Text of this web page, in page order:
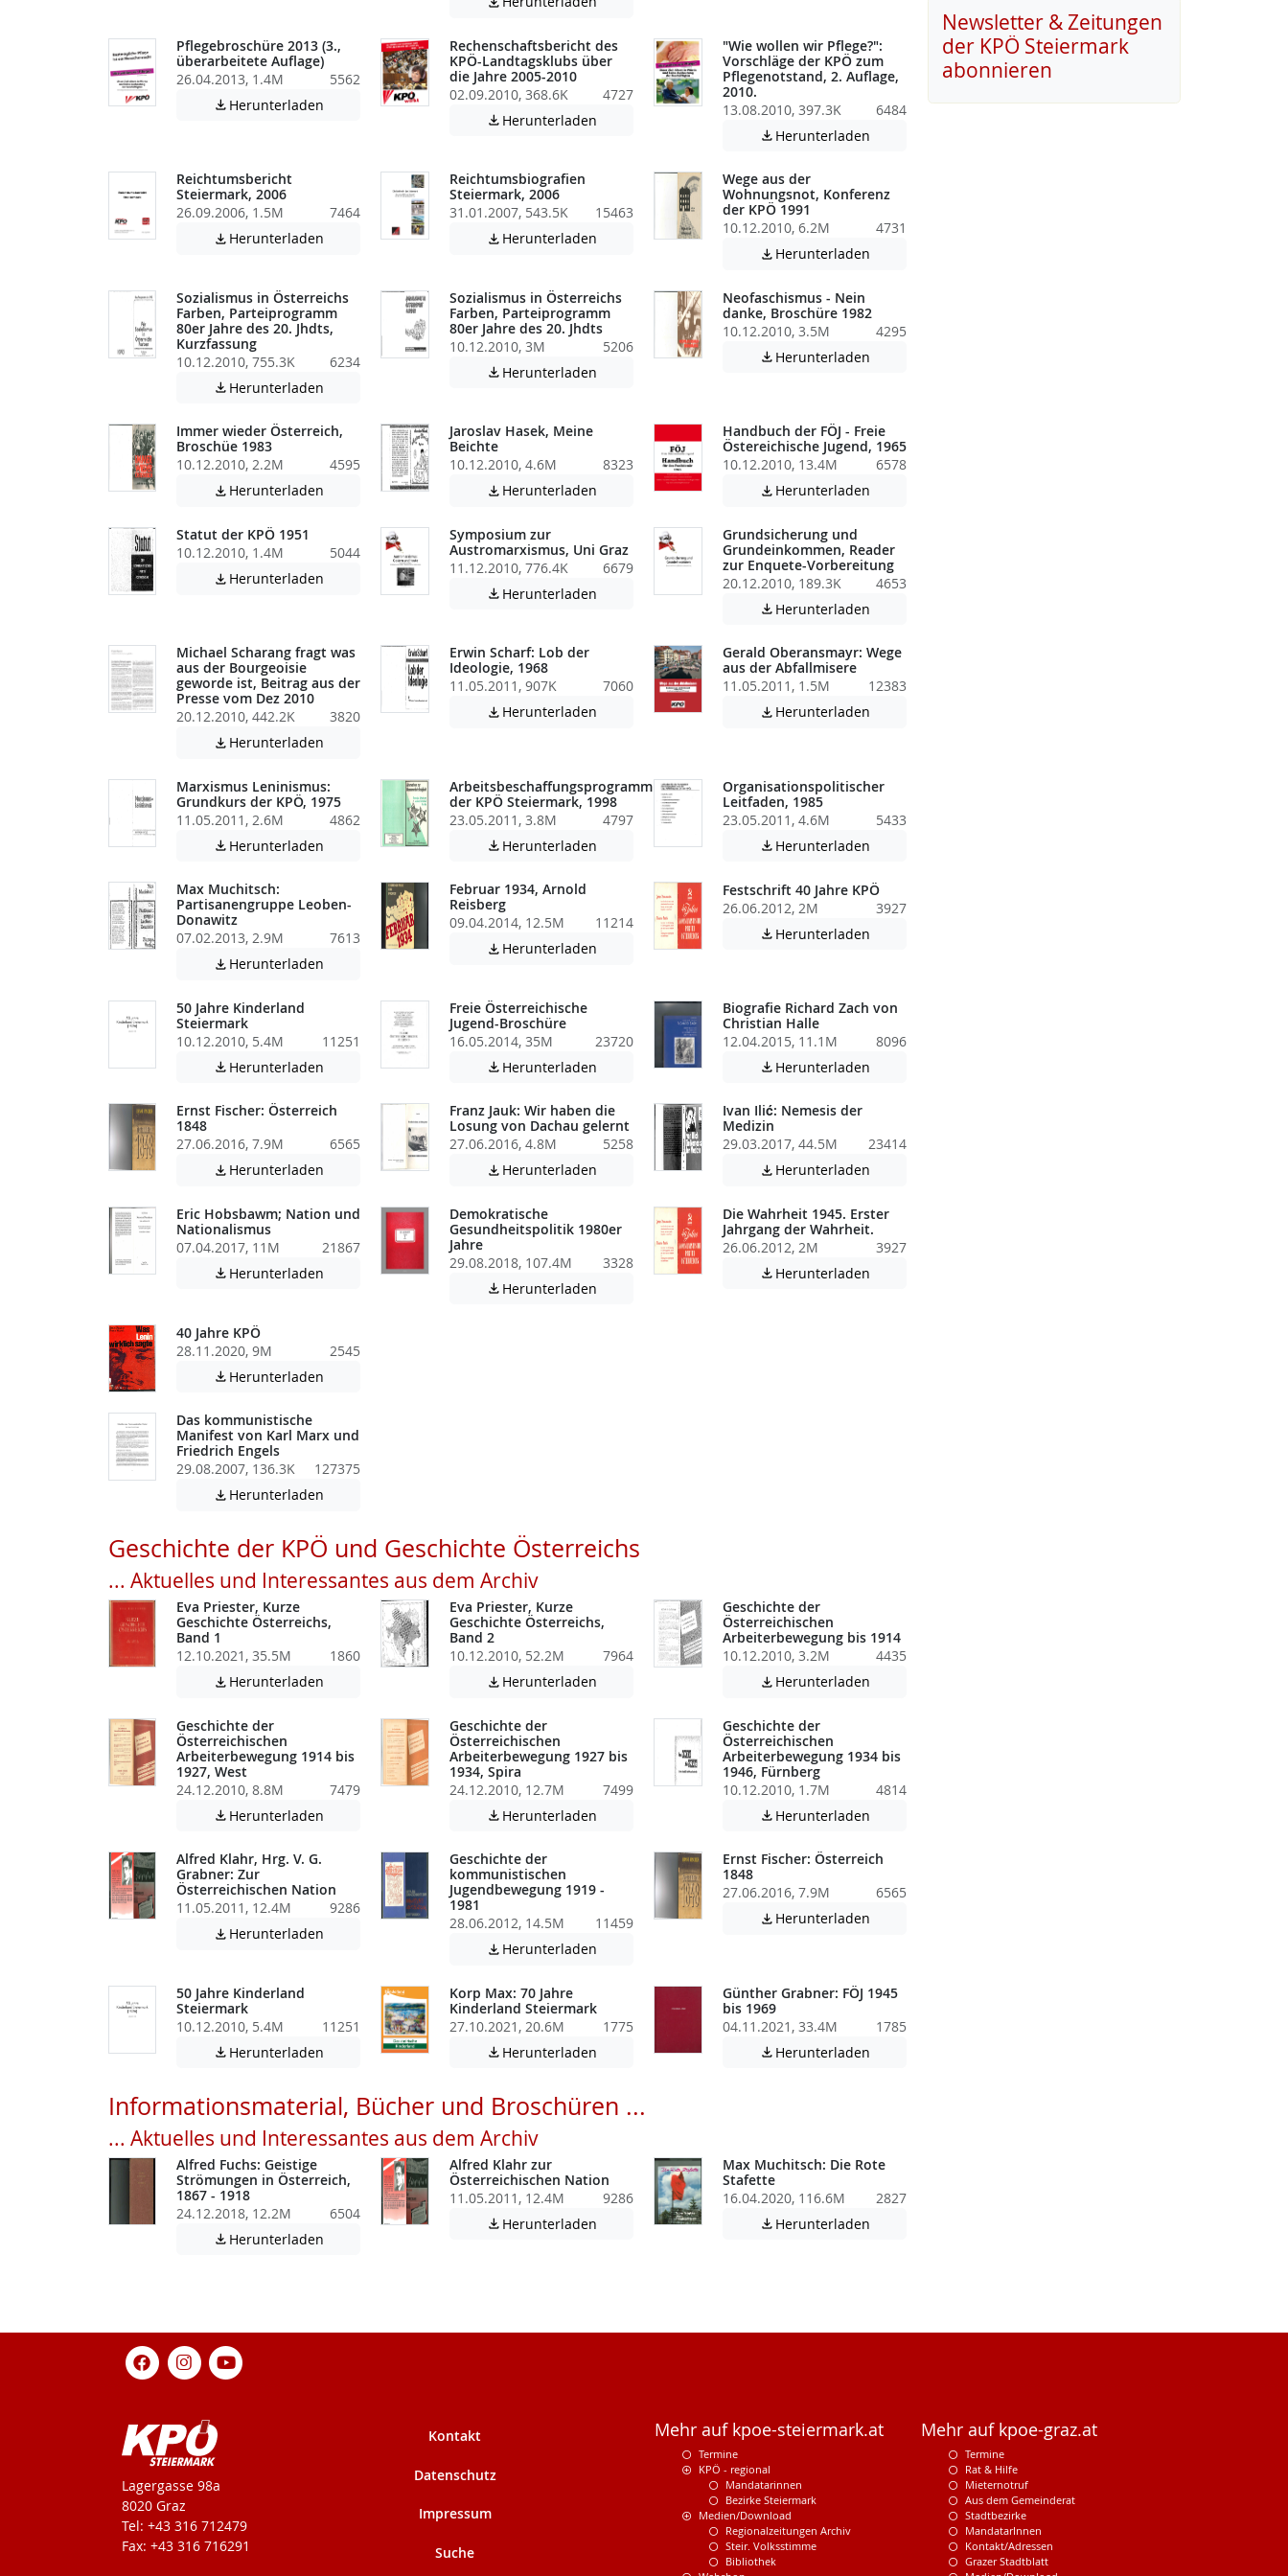
Pflegebroschüre 2013 (3.,
überarbeitete Auflage)
26.04.2013, 1.4M
5562
 Herunterladen Achtung: Diese Datei enthält unter Umständen nicht barrierefreie Inhalte!
Rechenschaftsbericht des
KPÖ-Landtagsklubs über
die Jahre 2005-2010
02.09.2010, 368.6K
4727
 Herunterladen Achtung: Diese Datei enthält unter Umständen nicht barrierefreie Inhalte!
"Wie wollen wir Pflege?":
Vorschläge der KPÖ zum
Pflegenotstand, 2. Auflage,
2010.
13.08.2010, 397.3K
6484
 Herunterladen
Reichtumsbericht
Steiermark, 2006
26.09.2006, 1.5M
7464
 Herunterladen Achtung: Diese Datei enthält unter Umständen nicht barrierefreie Inhalte!
Reichtumsbiografien
Steiermark, 2006
31.01.2007, 543.5K
15463
 Herunterladen Achtung: Diese Datei enthält unter Umständen nicht barrierefreie Inhalte!
Wege aus der
Wohnungsnot, Konferenz
der KPÖ 1991
10.12.2010, 6.2M
4731
 Herunterladen
Sozialismus in Österreichs
Farben, Parteiprogramm
80er Jahre des 20. Jhdts,
Kurzfassung
10.12.2010, 755.3K
6234
 Herunterladen
Sozialismus in Österreichs
Farben, Parteiprogramm
80er Jahre des 20. Jhdts
10.12.2010, 3M
5206
 Herunterladen
Neofaschismus - Nein
danke, Broschüre 1982
10.12.2010, 3.5M
4295
 Herunterladen
Immer wieder Österreich,
Broschüe 1983
10.12.2010, 2.2M
4595
 Herunterladen Achtung: Diese Datei enthält unter Umständen nicht barrierefreie Inhalte!
Jaroslav Hasek, Meine
Beichte
10.12.2010, 4.6M
8323
 Herunterladen Achtung: Diese Datei enthält unter Umständen nicht barrierefreie Inhalte!
Handbuch der FÖJ - Freie
Östereichische Jugend, 1965
10.12.2010, 13.4M
6578
 Herunterladen
Statut der KPÖ 1951
10.12.2010, 1.4M
5044
 Herunterladen Achtung: Diese Datei enthält unter Umständen nicht barrierefreie Inhalte!
Symposium zur
Austromarxismus, Uni Graz
11.12.2010, 776.4K
6679
 Herunterladen Achtung: Diese Datei enthält unter Umständen nicht barrierefreie Inhalte!
Grundsicherung und
Grundeinkommen, Reader
zur Enquete-Vorbereitung
20.12.2010, 189.3K
4653
 Herunterladen
Michael Scharang fragt was
aus der Bourgeoisie
geworde ist, Beitrag aus der
Presse vom Dez 2010
20.12.2010, 442.2K
3820
 Herunterladen
Erwin Scharf: Lob der
Ideologie, 1968
11.05.2011, 907K
7060
 Herunterladen Achtung: Diese Datei enthält unter Umständen nicht barrierefreie Inhalte!
Gerald Oberansmayr: Wege
aus der Abfallmisere
11.05.2011, 1.5M
12383
 Herunterladen
Marxismus Leninismus:
Grundkurs der KPÖ, 1975
11.05.2011, 2.6M
4862
 Herunterladen Achtung: Diese Datei enthält unter Umständen nicht barrierefreie Inhalte!
Arbeitsbeschaffungsprogramm
der KPÖ Steiermark, 1998
23.05.2011, 3.8M
4797
 Herunterladen Achtung: Diese Datei enthält unter Umständen nicht barrierefreie Inhalte!
Organisationspolitischer
Leitfaden, 1985
23.05.2011, 4.6M
5433
 Herunterladen
Max Muchitsch:
Partisanengruppe Leoben-
Donawitz
07.02.2013, 2.9M
7613
 Herunterladen
Februar 1934, Arnold
Reisberg
09.04.2014, 12.5M
11214
 Herunterladen Achtung: Diese Datei enthält unter Umständen nicht barrierefreie Inhalte!
Festschrift 40 Jahre KPÖ
26.06.2012, 2M
3927
 Herunterladen
50 Jahre Kinderland
Steiermark
10.12.2010, 5.4M
11251
 Herunterladen Achtung: Diese Datei enthält unter Umständen nicht barrierefreie Inhalte!
Freie Österreichische
Jugend-Broschüre
16.05.2014, 35M
23720
 Herunterladen Achtung: Diese Datei enthält unter Umständen nicht barrierefreie Inhalte!
Biografie Richard Zach von
Christian Halle
12.04.2015, 11.1M
8096
 Herunterladen
Ernst Fischer: Österreich
1848
27.06.2016, 7.9M
6565
 Herunterladen Achtung: Diese Datei enthält unter Umständen nicht barrierefreie Inhalte!
Franz Jauk: Wir haben die
Losung von Dachau gelernt
27.06.2016, 4.8M
5258
 Herunterladen Achtung: Diese Datei enthält unter Umständen nicht barrierefreie Inhalte!
Ivan Ilić: Nemesis der
Medizin
29.03.2017, 44.5M
23414
 Herunterladen
Eric Hobsbawm; Nation und
Nationalismus
07.04.2017, 11M
21867
 Herunterladen Achtung: Diese Datei enthält unter Umständen nicht barrierefreie Inhalte!
Demokratische
Gesundheitspolitik 1980er
Jahre
29.08.2018, 107.4M
3328
 Herunterladen
Die Wahrheit 1945. Erster
Jahrgang der Wahrheit.
26.06.2012, 2M
3927
 Herunterladen
40 Jahre KPÖ
28.11.2020, 9M
2545
 Herunterladen
Das kommunistische
Manifest von Karl Marx und
Friedrich Engels
29.08.2007, 136.3K
127375
 Herunterladen
Geschichte der KPÖ und Geschichte Österreichs
... Aktuelles und Interessantes aus dem Archiv
Eva Priester, Kurze
Geschichte Österreichs,
Band 1
12.10.2021, 35.5M
1860
 Herunterladen Achtung: Diese Datei enthält unter Umständen nicht barrierefreie Inhalte!
Eva Priester, Kurze
Geschichte Österreichs,
Band 2
10.12.2010, 52.2M
7964
 Herunterladen Achtung: Diese Datei enthält unter Umständen nicht barrierefreie Inhalte!
Geschichte der
Österreichischen
Arbeiterbewegung bis 1914
10.12.2010, 3.2M
4435
 Herunterladen
Geschichte der
Österreichischen
Arbeiterbewegung 1914 bis
1927, West
24.12.2010, 8.8M
7479
 Herunterladen Achtung: Diese Datei enthält unter Umständen nicht barrierefreie Inhalte!
Geschichte der
Österreichischen
Arbeiterbewegung 1927 bis
1934, Spira
24.12.2010, 12.7M
7499
 Herunterladen Achtung: Diese Datei enthält unter Umständen nicht barrierefreie Inhalte!
Geschichte der
Österreichischen
Arbeiterbewegung 1934 bis
1946, Fürnberg
10.12.2010, 1.7M
4814
 Herunterladen
Alfred Klahr, Hrg. V. G.
Grabner: Zur
Österreichischen Nation
11.05.2011, 12.4M
9286
 Herunterladen Achtung: Diese Datei enthält unter Umständen nicht barrierefreie Inhalte!
Geschichte der
kommunistischen
Jugendbewegung 1919 -
1981
28.06.2012, 14.5M
11459
 Herunterladen
Ernst Fischer: Österreich
1848
27.06.2016, 7.9M
6565
 Herunterladen
50 Jahre Kinderland
Steiermark
10.12.2010, 5.4M
11251
 Herunterladen Achtung: Diese Datei enthält unter Umständen nicht barrierefreie Inhalte!
Korp Max: 70 Jahre
Kinderland Steiermark
27.10.2021, 20.6M
1775
 Herunterladen Achtung: Diese Datei enthält unter Umständen nicht barrierefreie Inhalte!
Günther Grabner: FÖJ 1945
bis 1969
04.11.2021, 33.4M
1785
 Herunterladen
Informationsmaterial, Bücher und Broschüren ...
... Aktuelles und Interessantes aus dem Archiv
Alfred Fuchs: Geistige
Strömungen in Österreich,
1867 - 1918
24.12.2018, 12.2M
6504
 Herunterladen
Alfred Klahr zur
Österreichischen Nation
11.05.2011, 12.4M
9286
 Herunterladen Achtung: Diese Datei enthält unter Umständen nicht barrierefreie Inhalte!
Max Muchitsch: Die Rote
Stafette
16.04.2020, 116.6M
2827
 Herunterladen
Newsletter & Zeitungen
der KPÖ Steiermark
abonnieren
KPÖ-Steiermark
Lagergasse 98a
8020 Graz
Tel: +43 316 712479
Fax: +43 316 716291
Kontakt
Datenschutz
Impressum
Suche
Mehr auf kpoe-steiermark.at
Termine
KPÖ - regional
Mandatarinnen
Bezirke Steiermark
Medien/Download
Regionalzeitungen Archiv
Steir. Volksstimme
Bibliothek
Mehr auf kpoe-graz.at
Termine
Rat & Hilfe
Mieternotruf
Aus dem Gemeinderat
Stadtbezirke
MandatarInnen
Kontakt/Adressen
Grazer Stadtblatt